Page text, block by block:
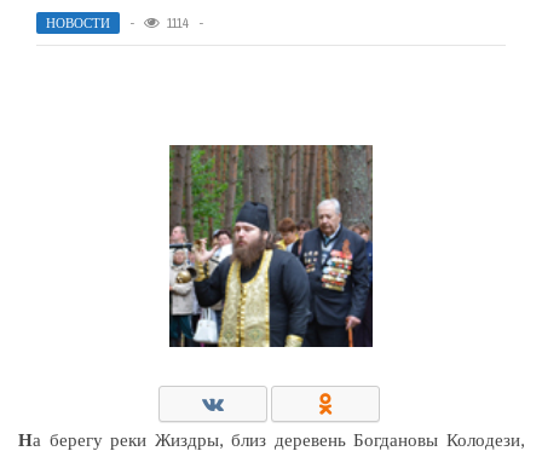
НОВОСТИ 1114
На берегу реки Жиздры, близ деревень Богдановы Колодези,